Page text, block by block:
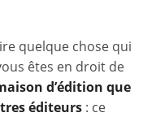
quelque chose qui
êtes en droit de
d’édition que
éditeurs : ce